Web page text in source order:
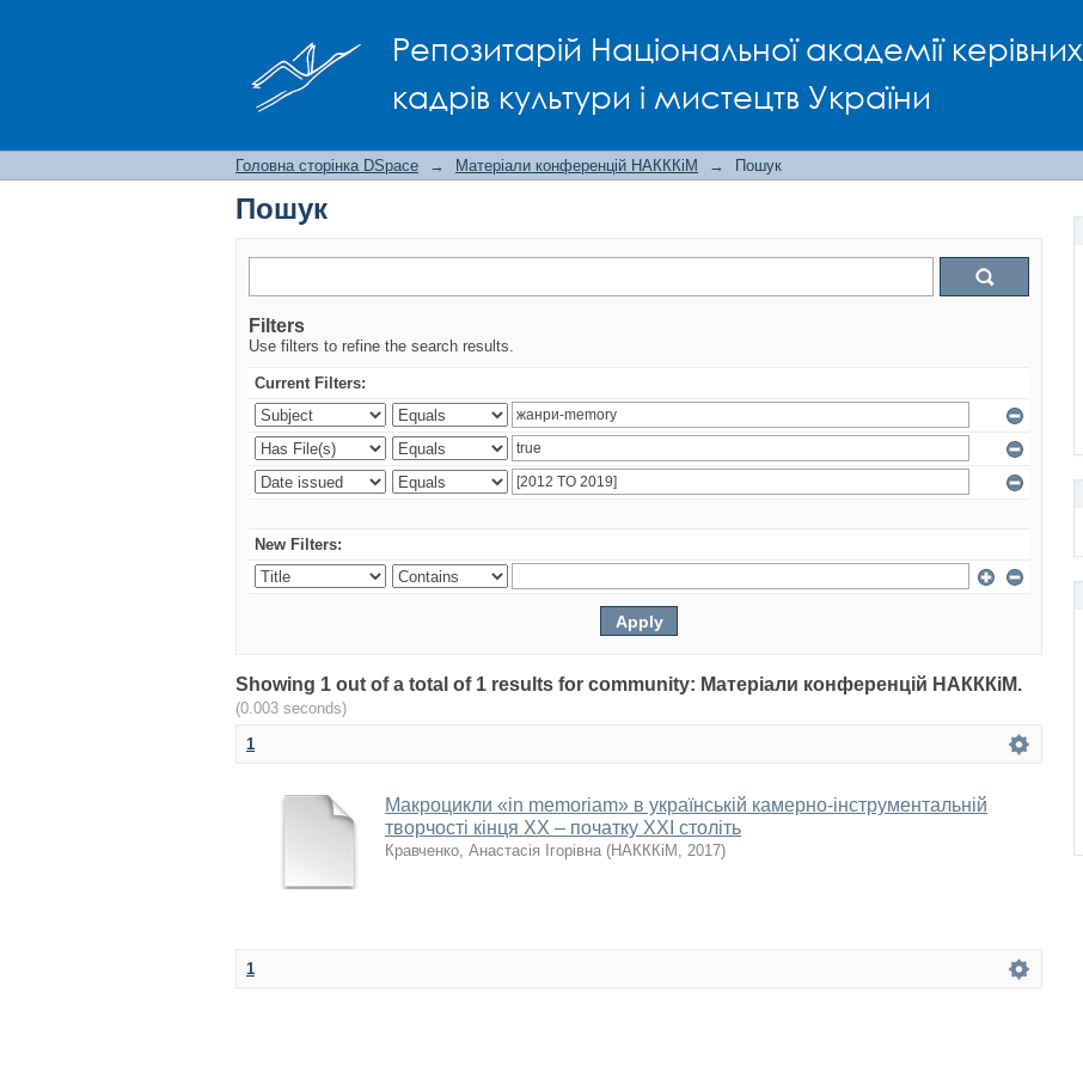
Репозитарій Національної академії керівних
кадрів культури і мистецтв України
Головна сторінка DSpace → Матеріали конференцій НАКККіМ → Пошук
Пошук
Filters
Use filters to refine the search results.
Current Filters:
New Filters:
Showing 1 out of a total of 1 results for community: Матеріали конференцій НАКККіМ.
(0.003 seconds)
1
Макроцикли «in memoriam» в українській камерно-інструментальній
творчості кінця ХХ – початку ХХІ століть
Кравченко, Анастасія Ігорівна (НАКККіМ , 2017)
1